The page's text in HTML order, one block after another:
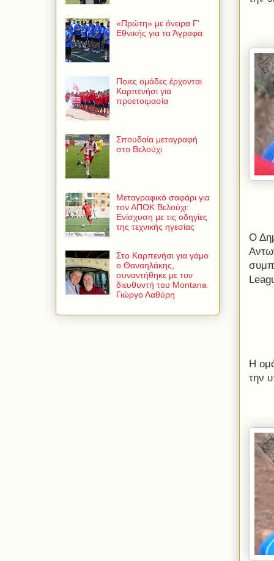
Ο
Η
την
«Πρώτη» με όνειρα Γ'
Εθνικής για τα Άγραφα
Ποιες ομάδες έρχονται
Καρπενήσι για
προετοιμασία
Σπουδαία μεταγραφή
στο Βελούχι
Μεταγραφικό σαφάρι για
τον ΑΠΟΚ Βελούχι:
Ενίσχυση με τις οδηγίες
της τεχνικής ηγεσίας
Στο Καρπενήσι για γάμο
ο Θαναηλάκης,
συναντήθηκε με τον
διευθυντή του Montana
Γιώργο Λαθύρη